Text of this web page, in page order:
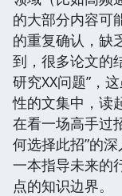
的大部分内容可
的重复确认，缺
到，很多论文的
研究XX问题”，
性的文集中，读
在看一场高手过
何选择此招”的
一本指导未来的
点的知识边界。